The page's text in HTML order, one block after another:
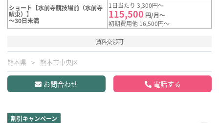
ショート【水前寺競技場前（水前寺
駅東）】
～30日未満
1日当たり 3,300円～
115,500 円/月～
初期費用他 16,500円～
賃料交渉可
熊本県 熊本市中央区
お問合わせ 電話する
割引キャンペーン